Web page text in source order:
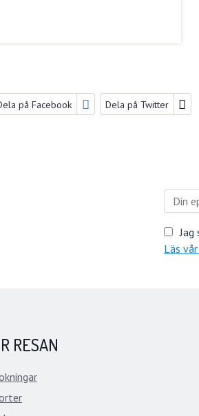
på Facebook Dela på Twitter
Jag
Läs
RESAN